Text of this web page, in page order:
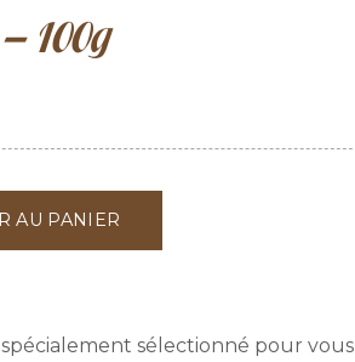
100g
AU PANIER
sélectionné pour vous